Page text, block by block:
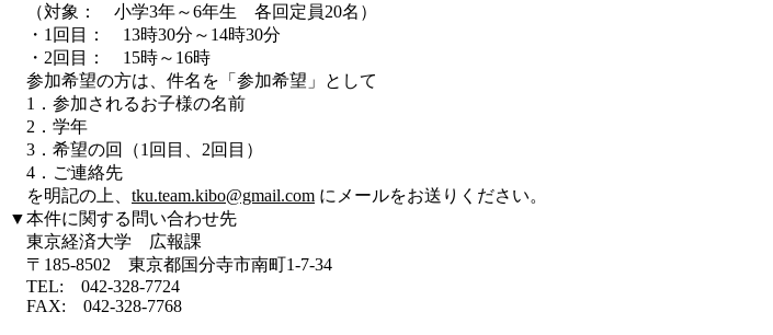
（対象： 小学3年～6年生 各回定員20名）
・1回目： 13時30分～14時30分
・2回目： 15時～16時
参加希望の方は、件名を「参加希望」として
1．参加されるお子様の名前
2．学年
3．希望の回（1回目、2回目）
4．ご連絡先
を明記の上、 tku.team.kibo@gmail.com にメールをお送りください。
▼本件に関する問い合わせ先
東京経済大学 広報課
〒185-8502 東京都国分寺市南町1-7-34
TEL: 042-328-7724
FAX: 042-328-7768